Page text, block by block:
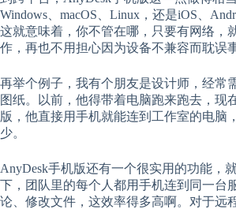
Windows、macOS、Linux，还是iOS、
这就意味着，你不管在哪，只要有网络，
作，再也不用担心因为设备不兼容而耽误事
再举个例子，我有个朋友是设计师，经常
图纸。以前，他得带着电脑跑来跑去，现
版，他直接用手机就能连到工作室的电脑
少。
AnyDesk手机版还有一个很实用的功能，
下，团队里的每个人都用手机连到同一台
论、修改文件，这效率得多高啊。对于远